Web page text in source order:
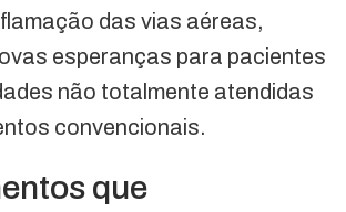
das vias aéreas,
esperanças para pacientes
não totalmente atendidas
convencionais.
que